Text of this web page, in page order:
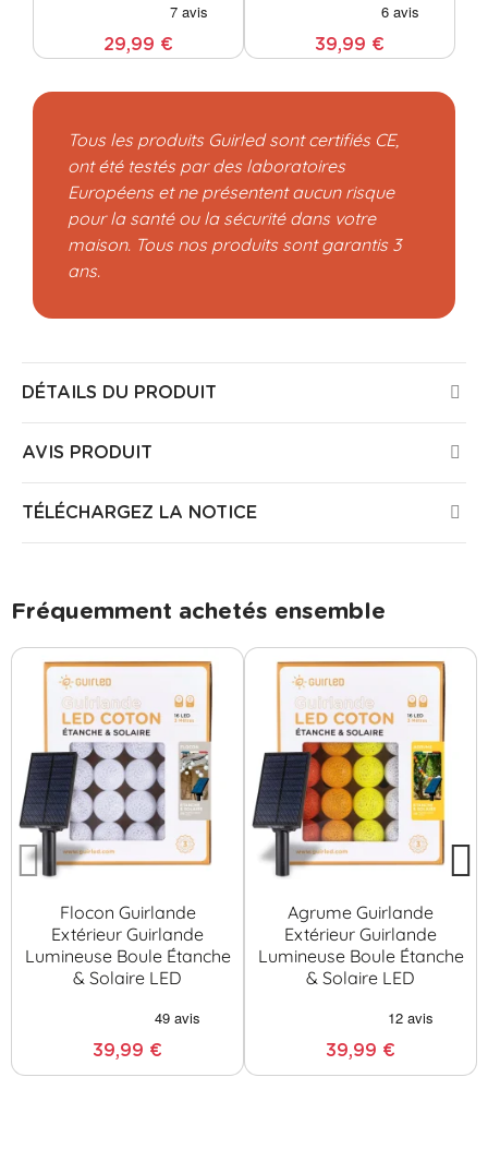
29,99 € 39,99 €
Tous les produits Guirled sont certifiés CE,
ont été testés par des laboratoires
Européens et ne présentent aucun risque
pour la santé ou la sécurité dans votre
maison. Tous nos produits sont garantis 3
ans.
DÉTAILS DU PRODUIT
AVIS PRODUIT
TÉLÉCHARGEZ LA NOTICE
Fréquemment achetés ensemble
Flocon Guirlande
Extérieur Guirlande
Lumineuse Boule Étanche
& Solaire LED
39,99 €
Agrume Guirlande
Extérieur Guirlande
Lumineuse Boule Étanche
& Solaire LED
39,99 €